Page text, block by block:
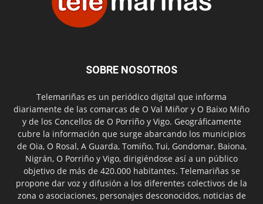
SOBRE NOSOTROS
Telemariñas es un periódico digital que informa
diariamente de las comarcas de O Val Miñor y O Baixo Miño
y de los Concellos de O Porriño y Vigo. Geográficamente
cubre la información que surge abarcando los municipios
de Oia, O Rosal, A Guarda, Tomiño, Tui, Gondomar, Baiona,
Nigrán, O Porriño y Vigo, dirigiéndose así a un público
objetivo de más de 420.000 habitantes. Telemariñas se
propone dar voz y difusión a los diferentes colectivos de la
zona o asociaciones, personajes desconocidos, noticias de